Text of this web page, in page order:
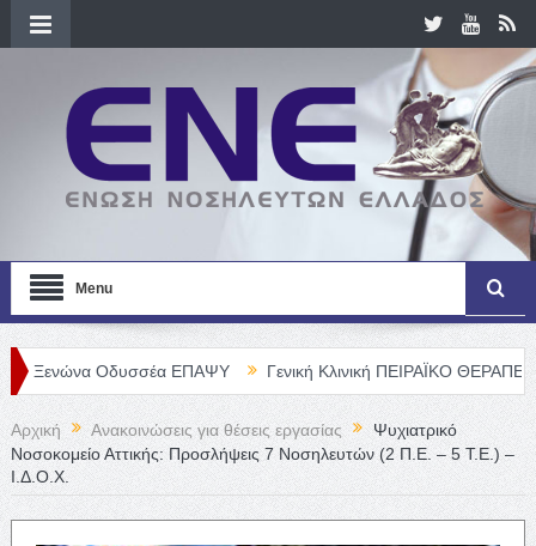
Menu
Οδυσσέα ΕΠΑΨΥ Γενική Κλινική ΠΕΙΡΑΪΚΟ ΘΕΡΑΠΕΥΤΗΡΙΟ Α.
Αρχική Ανακοινώσεις για θέσεις εργασίας
Ψυχιατρικό
Νοσοκομείο Αττικής: Προσλήψεις 7 Νοσηλευτών (2 Π.Ε. – 5 Τ.Ε.) –
Ι.Δ.Ο.Χ.